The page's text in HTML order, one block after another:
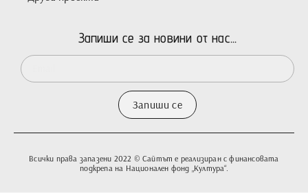
Запиши се за новини от нас...
Запиши се
Всички права запазени 2022 © Сайтът е реализиран с финансовата
подкрепа на Национален фонд „Култура“.